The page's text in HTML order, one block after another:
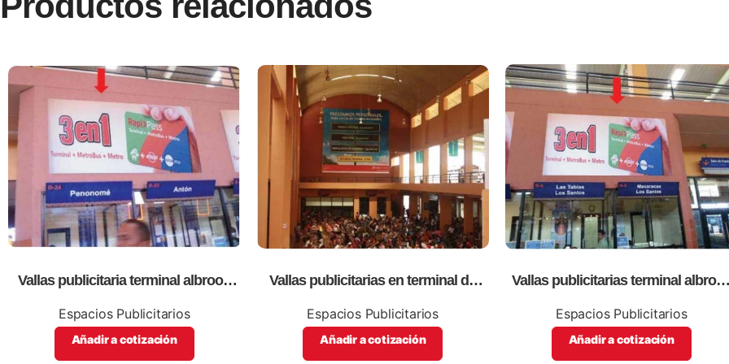
Vallas publicitaria terminal albrook
Espacios Publicitarios
Añadir a cotización
Vallas publicitarias en terminal de
norte)
Espacios Publicitarios
Añadir a cotización
Vallas publicitarias terminal albrook
Espacios Publicitarios
Añadir a cotización